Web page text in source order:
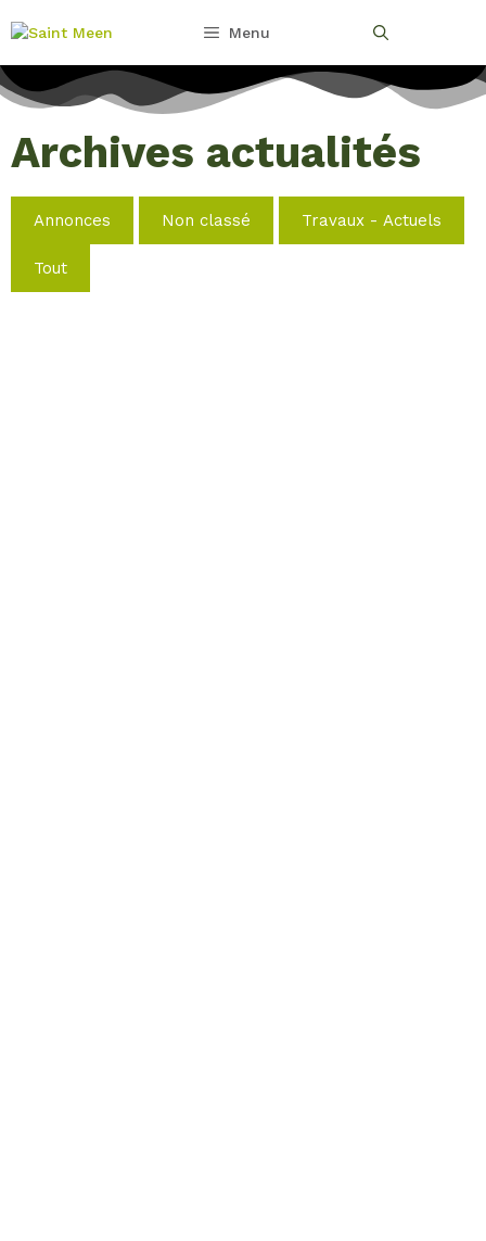
Menu
Archives actualités
Annonces Non classé Travaux - Actuels
Tout